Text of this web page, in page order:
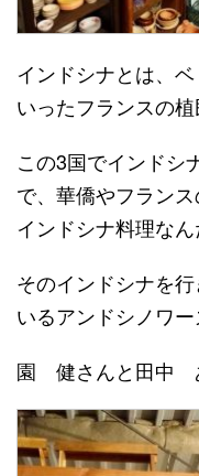
インドシナとは、
いったフランスの植
この3国でインドシ
で、華僑やフラン
インドシナ料理なん
そのインドシナを
いるアンドシノワ
園 健さんと田中